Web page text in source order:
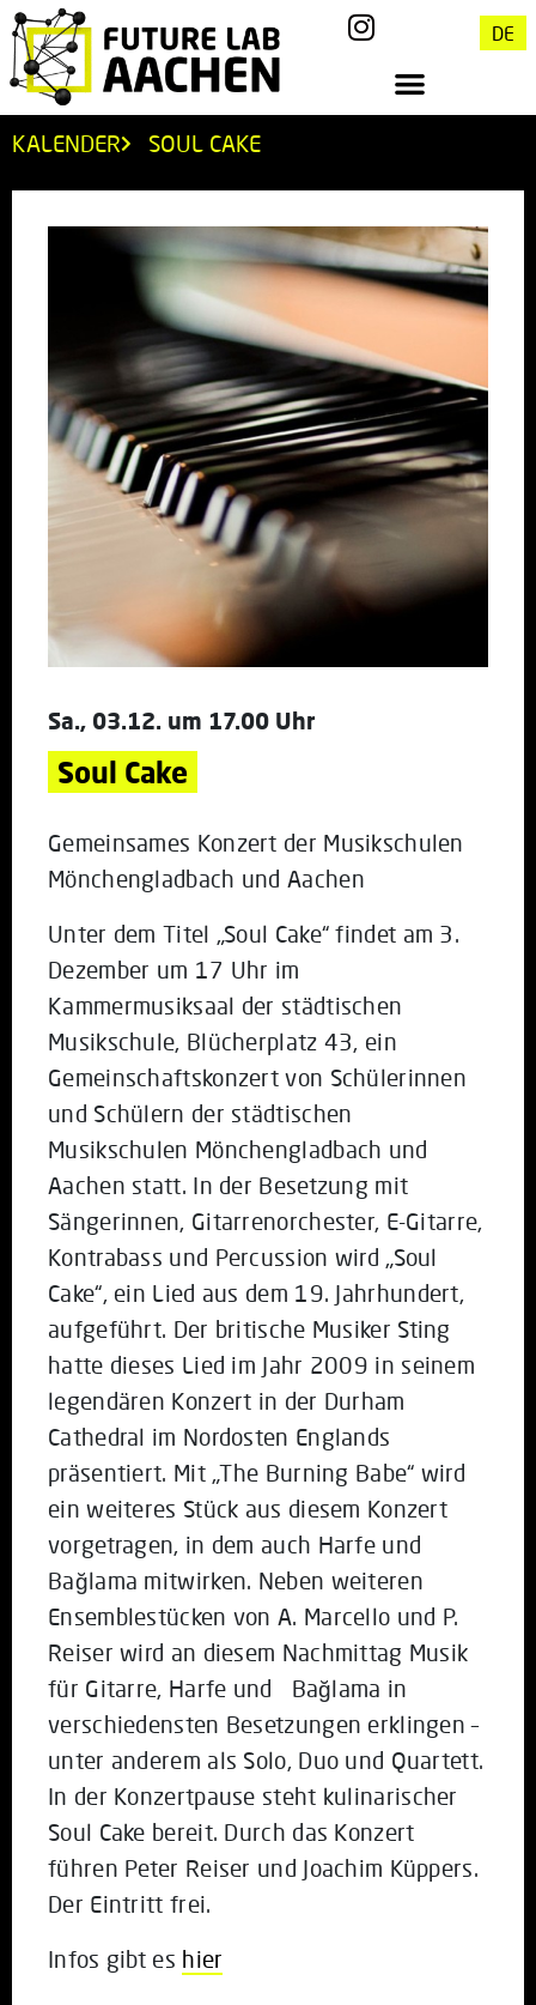
DE
KALENDER SOUL CAKE
Sa., 03.12. um 17.00 Uhr
Soul Cake
Gemeinsames Konzert der Musikschulen
Mönchengladbach und Aachen
Unter dem Titel „Soul Cake“ findet am 3.
Dezember um 17 Uhr im
Kammermusiksaal der städtischen
Musikschule, Blücherplatz 43, ein
Gemeinschaftskonzert von Schülerinnen
und Schülern der städtischen
Musikschulen Mönchengladbach und
Aachen statt. In der Besetzung mit
Sängerinnen, Gitarrenorchester, E-Gitarre,
Kontrabass und Percussion wird „Soul
Cake“, ein Lied aus dem 19. Jahrhundert,
aufgeführt. Der britische Musiker Sting
hatte dieses Lied im Jahr 2009 in seinem
legendären Konzert in der Durham
Cathedral im Nordosten Englands
präsentiert. Mit „The Burning Babe“ wird
ein weiteres Stück aus diesem Konzert
vorgetragen, in dem auch Harfe und
Bağlama mitwirken. Neben weiteren
Ensemblestücken von A. Marcello und P.
Reiser wird an diesem Nachmittag Musik
für Gitarre, Harfe und Bağlama in
verschiedensten Besetzungen erklingen –
unter anderem als Solo, Duo und Quartett.
In der Konzertpause steht kulinarischer
Soul Cake bereit. Durch das Konzert
führen Peter Reiser und Joachim Küppers.
Der Eintritt frei.
Infos gibt es hier